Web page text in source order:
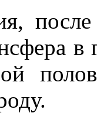
после